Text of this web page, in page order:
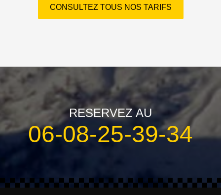
CONSULTEZ TOUS NOS TARIFS
RESERVEZ AU
06-08-25-39-34